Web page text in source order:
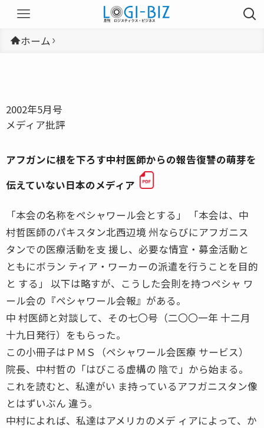
ホーム
2002年5月号
メディア批評
アフガンに根を下ろす中村医師からの報告復讐の萌芽を
伝えていない日本のメディア
「本会の名称をペシャワール会とする」 「本会は、中
村哲医師のパキスタン北西辺境 州ならびにアフガニス
タンでの医療活動を支 援し、必要な情宣・募金活動と
ともにボラン ティア・ワーカーの派遣を行うことを目的
と する」 以下は略すが、こうした会則を持つペシャ ワ
ール会の『ペシャワール会報』がある。
中 村医師と対談して、その七〇号（二〇〇一年 十二月
十九日発行）をもらった。
この小冊子はＰＭＳ（ペシャワール会医療 サービス）
院長、中村哲の「はびこる虚構の 陰で」から始まる。
これを読むと、私達がい ま持っているアフガニスタン像
とはずいぶん 違う。
中村によれば、私達はアメリカのメデ ィアによって、か